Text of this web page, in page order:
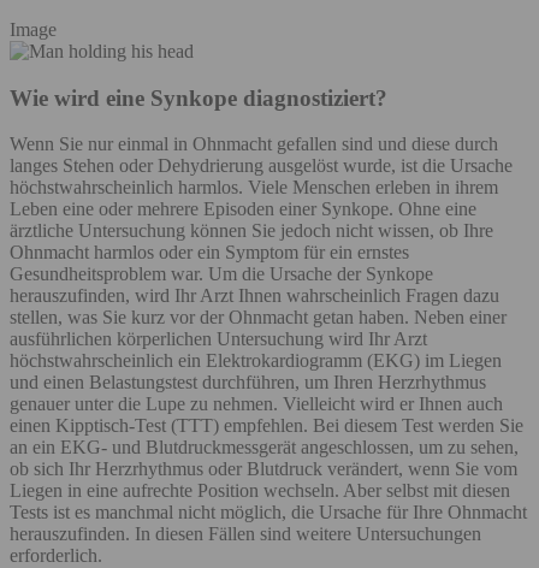
Image
Wie wird eine Synkope diagnostiziert?
Wenn Sie nur einmal in Ohnmacht gefallen sind und diese durch
langes Stehen oder Dehydrierung ausgelöst wurde, ist die Ursache
höchstwahrscheinlich harmlos. Viele Menschen erleben in ihrem
Leben eine oder mehrere Episoden einer Synkope. Ohne eine
ärztliche Untersuchung können Sie jedoch nicht wissen, ob Ihre
Ohnmacht harmlos oder ein Symptom für ein ernstes
Gesundheitsproblem war. Um die Ursache der Synkope
herauszufinden, wird Ihr Arzt Ihnen wahrscheinlich Fragen dazu
stellen, was Sie kurz vor der Ohnmacht getan haben. Neben einer
ausführlichen körperlichen Untersuchung wird Ihr Arzt
höchstwahrscheinlich ein Elektrokardiogramm (EKG) im Liegen
und einen Belastungstest durchführen, um Ihren Herzrhythmus
genauer unter die Lupe zu nehmen. Vielleicht wird er Ihnen auch
einen Kipptisch-Test (TTT) empfehlen. Bei diesem Test werden Sie
an ein EKG- und Blutdruckmessgerät angeschlossen, um zu sehen,
ob sich Ihr Herzrhythmus oder Blutdruck verändert, wenn Sie vom
Liegen in eine aufrechte Position wechseln. Aber selbst mit diesen
Tests ist es manchmal nicht möglich, die Ursache für Ihre Ohnmacht
herauszufinden. In diesen Fällen sind weitere Untersuchungen
erforderlich.